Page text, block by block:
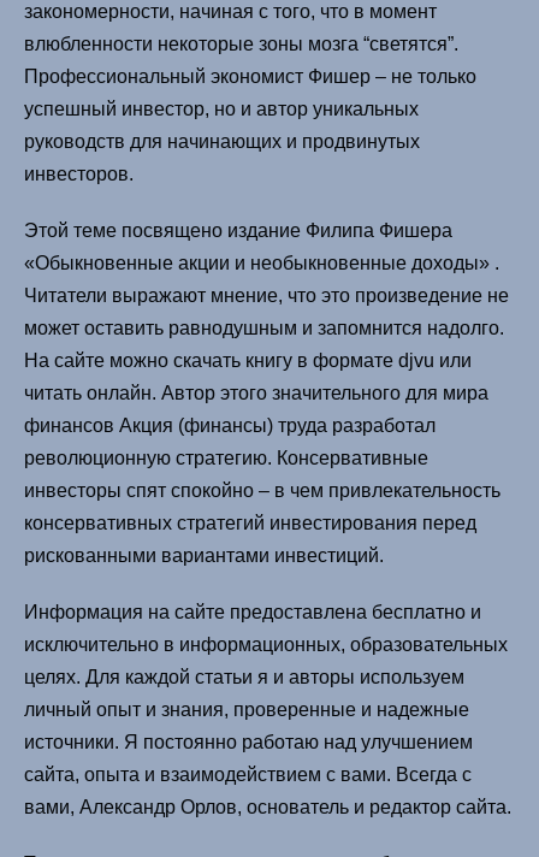
закономерности, начиная с того, что в момент
влюбленности некоторые зоны мозга “светятся”.
Профессиональный экономист Фишер – не только
успешный инвестор, но и автор уникальных
руководств для начинающих и продвинутых
инвесторов.
Этой теме посвящено издание Филипа Фишера
«Обыкновенные акции и необыкновенные доходы» .
Читатели выражают мнение, что это произведение не
может оставить равнодушным и запомнится надолго.
На сайте можно скачать книгу в формате djvu или
читать онлайн. Автор этого значительного для мира
финансов Акция (финансы) труда разработал
революционную стратегию. Консервативные
инвесторы спят спокойно – в чем привлекательность
консервативных стратегий инвестирования перед
рискованными вариантами инвестиций.
Информация на сайте предоставлена бесплатно и
исключительно в информационных, образовательных
целях. Для каждой статьи я и авторы используем
личный опыт и знания, проверенные и надежные
источники. Я постоянно работаю над улучшением
сайта, опыта и взаимодействием с вами. Всегда с
вами, Александр Орлов, основатель и редактор сайта.